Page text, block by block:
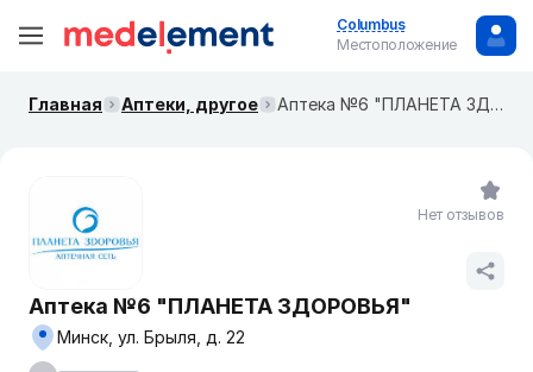
Columbus
Местоположение
Главная Аптеки, другое Аптека №6 "ПЛАНЕТА ЗДОРОВЬЯ"
Аптека №6 "ПЛАНЕТА ЗДОРОВЬЯ"
Минск, ул. Брыля, д. 22
Нет отзывов